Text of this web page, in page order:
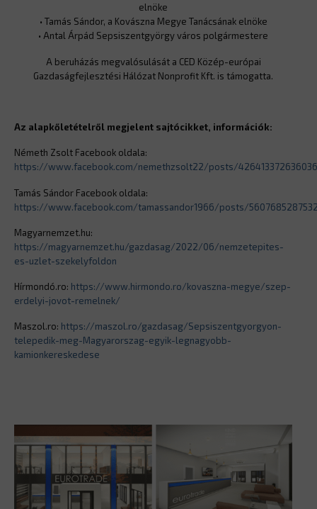
elnöke
• Tamás Sándor, a Kovászna Megye Tanácsának elnöke
• Antal Árpád Sepsiszentgyörgy város polgármestere
A beruházás megvalósulását a CED Közép-európai
Gazdaságfejlesztési Hálózat Nonprofit Kft. is támogatta.
Az alapkőletételről megjelent sajtócikket, információk:
Németh Zsolt Facebook oldala:
https://www.facebook.com/nemethzsolt22/posts/426413372636036
Tamás Sándor Facebook oldala:
https://www.facebook.com/tamassandor1966/posts/
Magyarnemzet.hu:
https://magyarnemzet.hu/gazdasag/2022/06/nemzetepites-
es-uzlet-szekelyfoldon
Hírmondó.ro: https://www.hirmondo.ro/kovaszna-megye/szep-
erdelyi-jovot-remelnek/
Maszol.ro: https://maszol.ro/gazdasag/Sepsiszentgyorgyon-
telepedik-meg-Magyarorszag-egyik-legnagyobb-
kamionkereskedese